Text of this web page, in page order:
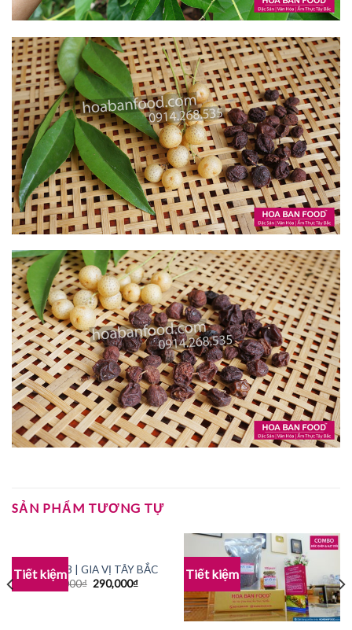
SẢN PHẨM TƯƠNG TỰ
Tiết kiệm
COMBO 3 | GIA VỊ TÂY BẮC
325,000₫ 290,000₫
Tiết kiệm